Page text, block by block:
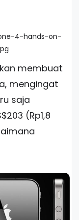
membuat
mengingat
saja
(Rp1,8